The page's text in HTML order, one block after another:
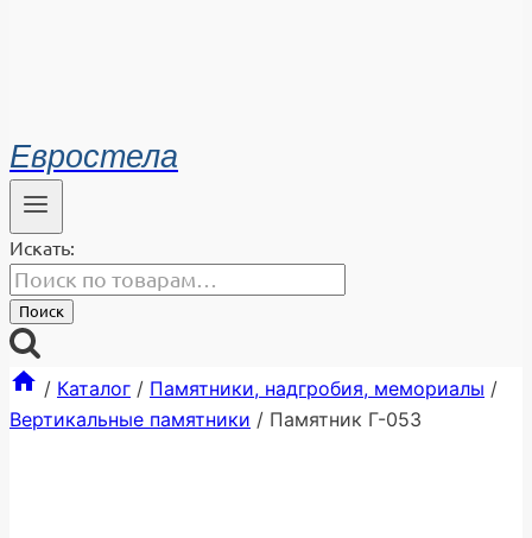
Евростела
Искать:
Поиск
/ Каталог / Памятники, надгробия, мемориалы /
Вертикальные памятники / Памятник Г-053